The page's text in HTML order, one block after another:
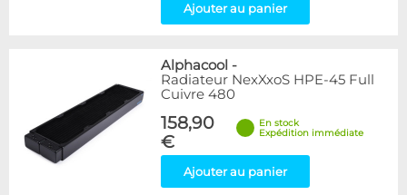
Ajouter au panier
Alphacool -
Radiateur NexXxoS HPE-45 Full
Cuivre 480
158,90
€
En stock
Expédition immédiate
Ajouter au panier